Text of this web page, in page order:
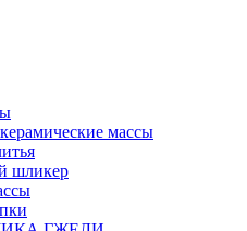
массы
шликер